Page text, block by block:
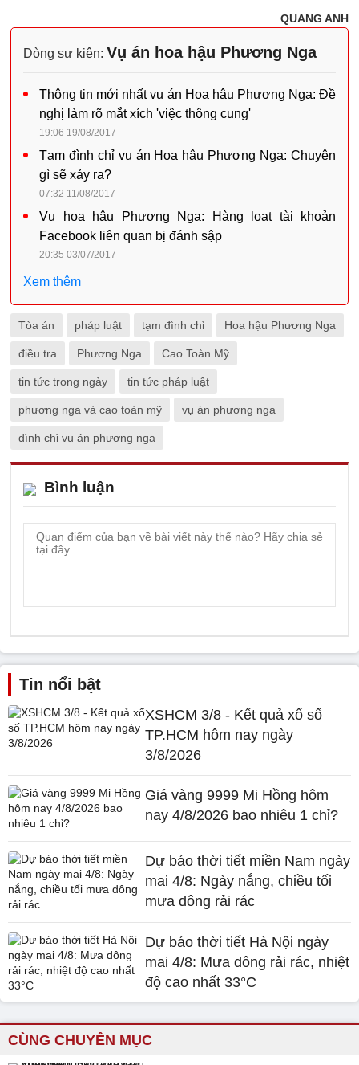
QUANG ANH
Dòng sự kiện: Vụ án hoa hậu Phương Nga
Thông tin mới nhất vụ án Hoa hậu Phương Nga: Đề
nghị làm rõ mắt xích 'việc thông cung'
19:06 19/08/2017
Tạm đình chỉ vụ án Hoa hậu Phương Nga: Chuyện
gì sẽ xảy ra?
07:32 11/08/2017
Vụ hoa hậu Phương Nga: Hàng loạt tài khoản
Facebook liên quan bị đánh sập
20:35 03/07/2017
Xem thêm
Tòa án pháp luật tạm đình chỉ Hoa hậu Phương Nga
điều tra Phương Nga Cao Toàn Mỹ
tin tức trong ngày tin tức pháp luật
phương nga và cao toàn mỹ vụ án phương nga
đình chỉ vụ án phương nga
Bình luận
Tin nổi bật
XSHCM 3/8 - Kết quả xổ số
TP.HCM hôm nay ngày
3/8/2026
Giá vàng 9999 Mi Hồng hôm
nay 4/8/2026 bao nhiêu 1 chỉ?
Dự báo thời tiết miền Nam ngày
mai 4/8: Ngày nắng, chiều tối
mưa dông rải rác
Dự báo thời tiết Hà Nội ngày
mai 4/8: Mưa dông rải rác, nhiệt
độ cao nhất 33°C
CÙNG CHUYÊN MỤC